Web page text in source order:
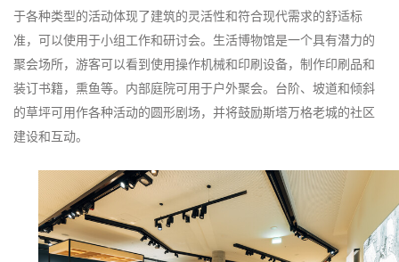
于各种类型的活动体现了建筑的灵活性和符合现代需求的舒适标
准，可以使用于小组工作和研讨会。 生活博物馆是一个具有潜力的
聚会场所，游客可以看到使用操作机械和印刷设备，制作印刷品和
装订书籍，熏鱼等。内部庭院可用于户外聚会。台阶、坡道和倾斜
的草坪可用作各种活动的圆形剧场，并将鼓励斯塔万格老城的社区
建设和互动。